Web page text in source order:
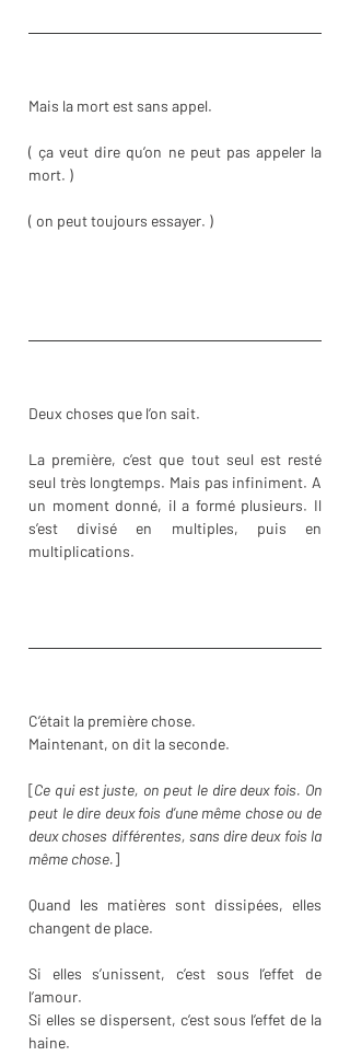
Mais la mort est sans appel.
( ça veut dire qu’on ne peut pas appeler la
mort. )
( on peut toujours essayer. )
Deux choses que l’on sait.
La première, c’est que tout seul est resté
seul très longtemps. Mais pas infiniment. A
un moment donné, il a formé plusieurs. Il
s’est divisé en multiples, puis en
multiplications.
C’était la première chose.
Maintenant, on dit la seconde.
[Ce qui est juste, on peut le dire deux fois. On
peut le dire deux fois d’une même chose ou de
deux choses différentes, sans dire deux fois la
même chose.]
Quand les matières sont dissipées, elles
changent de place.
Si elles s’unissent, c’est sous l’effet de
l’amour.
Si elles se dispersent, c’est sous l’effet de la
haine.